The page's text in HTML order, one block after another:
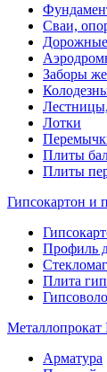
Сваи,
Заборы
Лотки
Плиты
Плиты
Гипсокартон и
Профиль
Плита
Металлопрокат
Арматура